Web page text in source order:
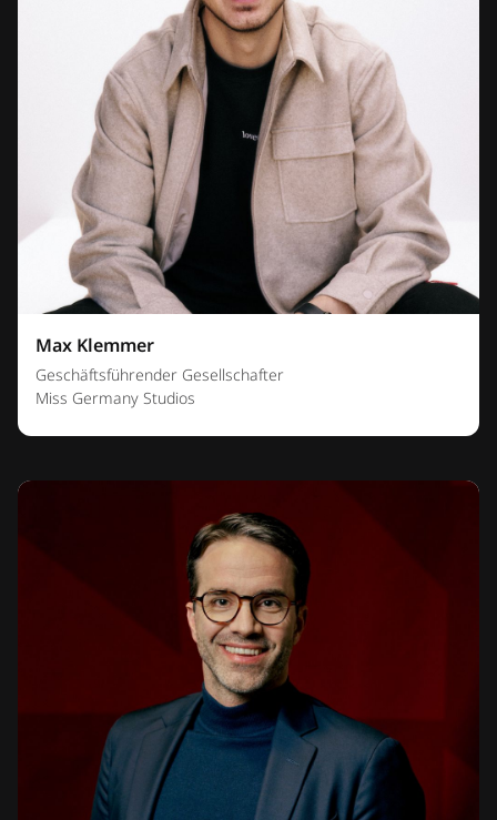
Max Klemmer
Geschäftsführender Gesellschafter
Miss Germany Studios